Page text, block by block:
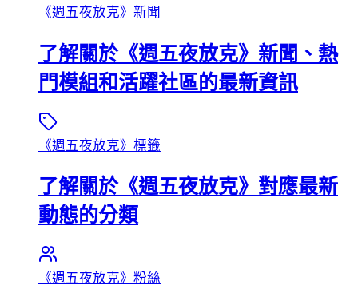
《週五夜放克》新聞
了解關於《週五夜放克》新聞、熱
門模組和活躍社區的最新資訊
《週五夜放克》標籤
了解關於《週五夜放克》對應最新
動態的分類
《週五夜放克》粉絲